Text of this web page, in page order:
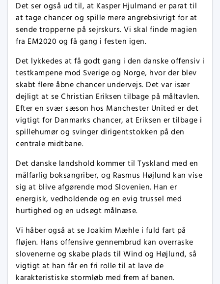
Det ser også ud til, at Kasper Hjulmand er parat til
at tage chancer og spille mere angrebsivrigt for at
sende tropperne på sejrskurs. Vi skal finde magien
fra EM2020 og få gang i festen igen.
Det lykkedes at få godt gang i den danske offensiv i
testkampene mod Sverige og Norge, hvor der blev
skabt flere åbne chancer undervejs. Det var især
dejligt at se Christian Eriksen tilbage på måltavlen.
Efter en svær sæson hos Manchester United er det
vigtigt for Danmarks chancer, at Eriksen er tilbage i
spillehumør og svinger dirigentstokken på den
centrale midtbane.
Det danske landshold kommer til Tyskland med en
målfarlig boksangriber, og Rasmus Højlund kan vise
sig at blive afgørende mod Slovenien. Han er
energisk, vedholdende og en evig trussel med
hurtighed og en udsøgt målnæse.
Vi håber også at se Joakim Mæhle i fuld fart på
fløjen. Hans offensive gennembrud kan overraske
slovenerne og skabe plads til Wind og Højlund, så
vigtigt at han får en fri rolle til at lave de
karakteristiske stormløb med frem af banen.